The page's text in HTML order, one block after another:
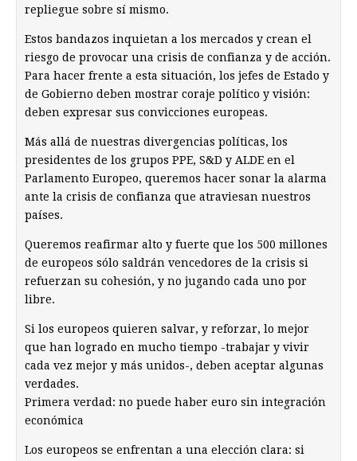
repliegue sobre sí mismo.
Estos bandazos inquietan a los mercados y crean el
riesgo de provocar una crisis de confianza y de acción.
Para hacer frente a esta situación, los jefes de Estado y
de Gobierno deben mostrar coraje político y visión:
deben expresar sus convicciones europeas.
Más allá de nuestras divergencias políticas, los
presidentes de los grupos PPE, S&D y ALDE en el
Parlamento Europeo, queremos hacer sonar la alarma
ante la crisis de confianza que atraviesan nuestros
países.
Queremos reafirmar alto y fuerte que los 500 millones
de europeos sólo saldrán vencedores de la crisis si
refuerzan su cohesión, y no jugando cada uno por
libre.
Si los europeos quieren salvar, y reforzar, lo mejor
que han logrado en mucho tiempo -trabajar y vivir
cada vez mejor y más unidos-, deben aceptar algunas
verdades.
Primera verdad: no puede haber euro sin integración
económica
Los europeos se enfrentan a una elección clara: si